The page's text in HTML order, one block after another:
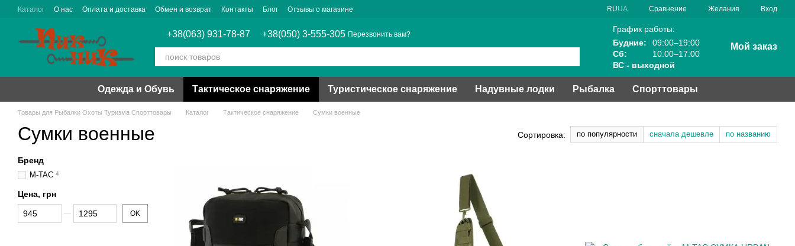
Перейти к основному контенту
Каталог О нас Оплата и доставка Обмен и возврат Контакты Блог Отзывы о магазине RUUA Сравнение Желания Вход
+38(063) 931-78-87 +38(050) 3-555-305 Перезвонить вам?
График работы:
Будние:
09:00–19:00
Сб:
10:00–17:00
ВС - выходной
Мой заказ
Одежда и Обувь Тактическое снаряжение Туристическое снаряжение Надувные лодки Рыбалка Спорттовары
Товары для Рыбалки Охоты Туризма Спорттовары Каталог Тактическое снаряжение Сумки военные
Сумки военные Сортировка: по популярности сначала дешевле по названию
Бренд
M-TAC 4
Цена, грн
От Цена, грн
До Цена, грн OK